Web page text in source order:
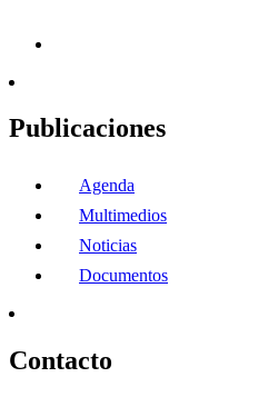
Publicaciones
Agenda
Multimedios
Noticias
Documentos
Contacto